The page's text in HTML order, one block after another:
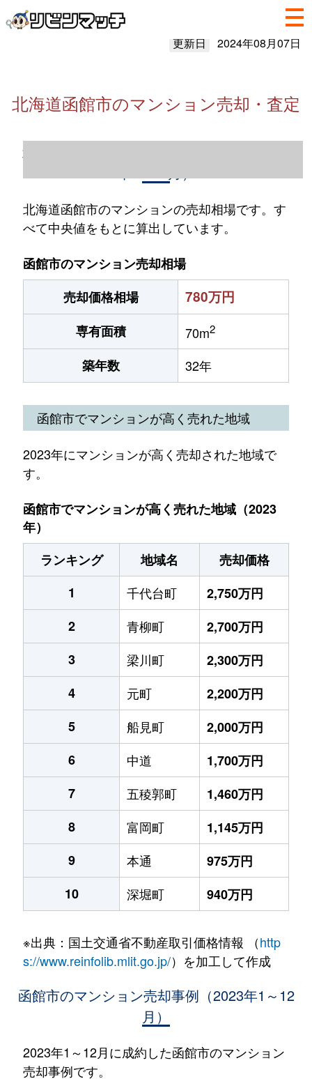
更新日 2024年08月07日
北海道函館市のマンション売却・査定
北海道函館市のマンション売却情報（2023
北海道函館市のマンションの売却相場です。す
べて中央値をもとに算出しています。
函館市のマンション売却相場
売却価格相場
780万円
専有面積 70m2
築年数 32年
函館市でマンションが高く売れた地域
2023年にマンションが高く売却された地域で
す。
函館市でマンションが高く売れた地域（2023
年）
ランキング
地域名
売却価格
1
千代台町
2,750万円
2
青柳町
2,700万円
3
梁川町
2,300万円
4
元町
2,200万円
5
船見町
2,000万円
6
中道
1,700万円
7
五稜郭町
1,460万円
8
富岡町
1,145万円
9
本通
975万円
10
深堀町 940万円
※出典：国土交通省不動産取引価格情報 （http
s://www.reinfolib.mlit.go.jp/）を加工して作成
函館市のマンション売却事例（2023年1～12
月）
2023年1～12月に成約した函館市のマンション
売却事例です。